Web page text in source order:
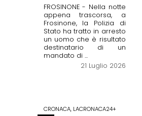
FROSINONE - Nella notte
appena trascorsa, a
Frosinone, la Polizia di
Stato ha tratto in arresto
un uomo che è risultato
destinatario di un
mandato di ...
21 Luglio 2026
CRONACA, LACRONACA24+